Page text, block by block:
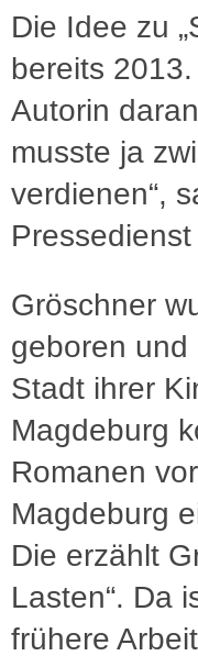
Die Idee zu
bereits
Autorin
musste ja
verdienen“,
Gröschner
geboren und
Stadt ihrer
Magdeburg
Romanen
Magdeburg
Die erzählt
Lasten“. Da
frühere